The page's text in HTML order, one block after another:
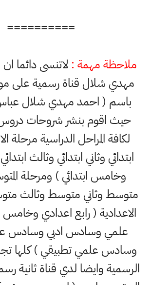
==========
ملاحظة مهمة : لاتنسى دائما
مهدي شلال قناة رسمية على
باسم ( احمد مهدي شلال عباس
حيث اقوم بنشر شروحات
لكافة المراحل الدراسية مرحلة
ابتدائي وثاني ابتدائي وثالث
وخامس ابتدائي ) ومرحلة
متوسط وثاني متوسط وثالث
الاعدادية ( رابع اعدادي
علمي وسادس ادبي وسادس
وسادس علمي تطبيقي ) كلها
الرسمية وايضا لدي قناة ثانية